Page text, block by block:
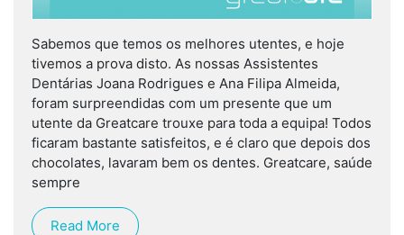
Sabemos que temos os melhores utentes, e hoje
tivemos a prova disto. As nossas Assistentes
Dentárias Joana Rodrigues e Ana Filipa Almeida,
foram surpreendidas com um presente que um
utente da Greatcare trouxe para toda a equipa! Todos
ficaram bastante satisfeitos, e é claro que depois dos
chocolates, lavaram bem os dentes. Greatcare, saúde
sempre
Read More